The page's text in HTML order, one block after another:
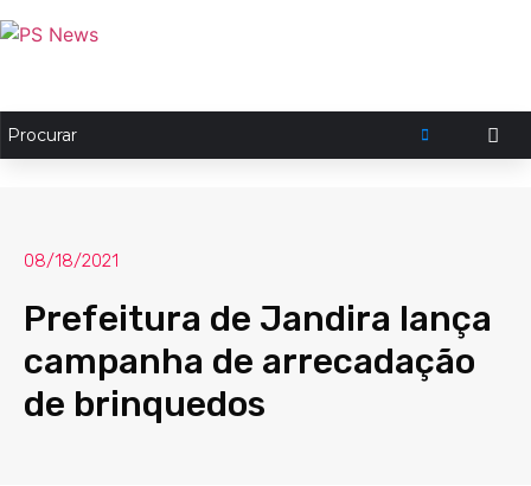
08/18/2021
Prefeitura de Jandira lança
campanha de arrecadação
de brinquedos